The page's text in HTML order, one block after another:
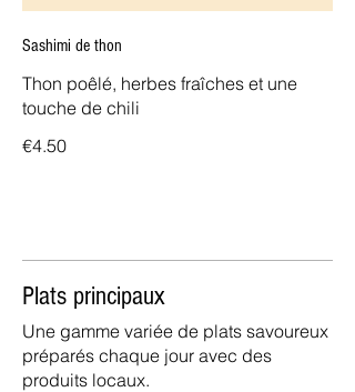
Sashimi de thon
Thon poêlé, herbes fraîches et une
touche de chili
€4.50
Plats principaux
Une gamme variée de plats savoureux
préparés chaque jour avec des
produits locaux.